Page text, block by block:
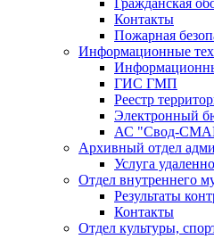
Гражданская
Контакты
Пожарная
Информационные
ГИС ГМП
Реестр
Электронный
АС "Свод-
Архивный отдел
Услуга
Отдел внутреннего
Результаты
Контакты
Отдел культуры,